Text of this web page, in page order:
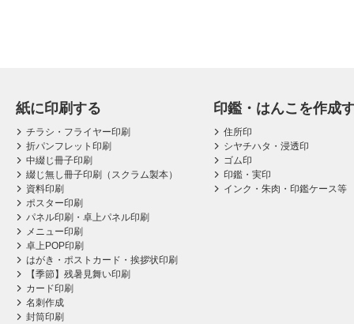
紙に印刷する
チラシ・フライヤー印刷
折パンフレット印刷
中綴じ冊子印刷
綴じ無し冊子印刷（スクラム製本）
資料印刷
ポスター印刷
パネル印刷・卓上パネル印刷
メニュー印刷
卓上POP印刷
はがき・ポストカード・挨拶状印刷
【季節】残暑見舞い印刷
カード印刷
名刺作成
封筒印刷
印鑑・はんこを作成
住所印
シヤチハタ・浸透印
ゴム印
印鑑・実印
インク・朱肉・印鑑ケース等